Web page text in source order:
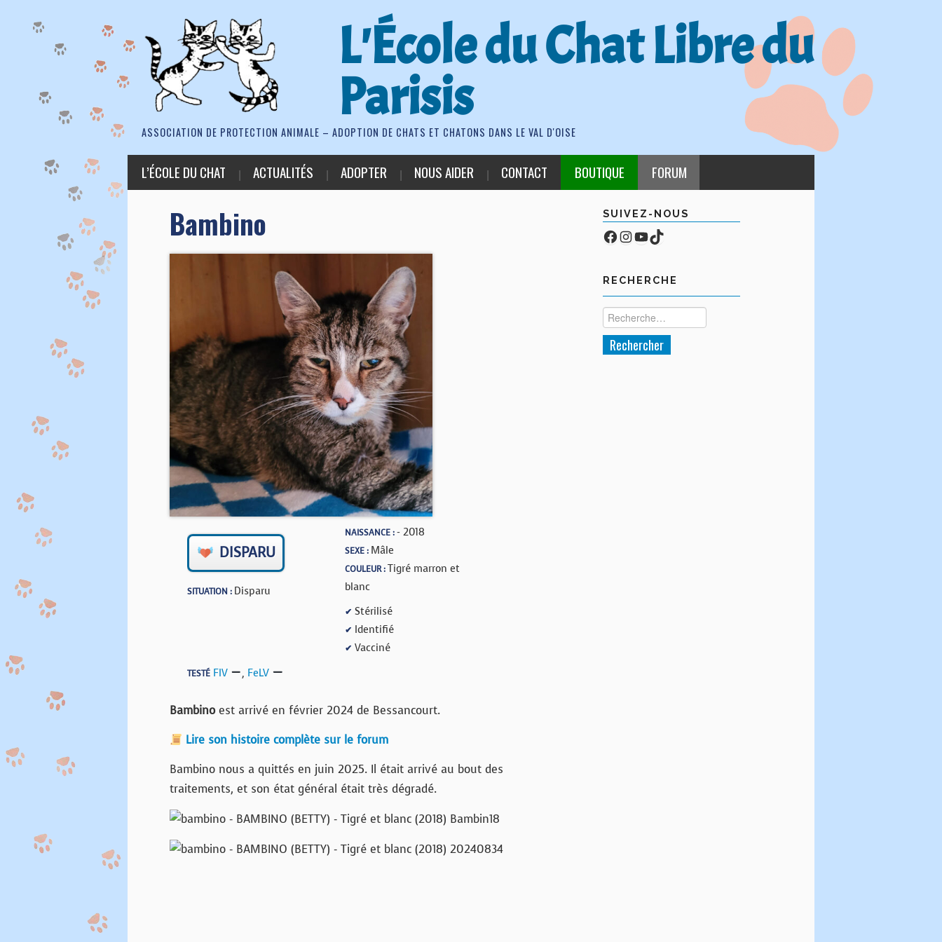
L'École du Chat Libre du
Parisis
ASSOCIATION DE PROTECTION ANIMALE – ADOPTION DE CHATS ET CHATONS DANS LE VAL D'OISE
L’ÉCOLE DU CHAT ACTUALITÉS ADOPTER NOUS AIDER CONTACT BOUTIQUE FORUM
Bambino
DISPARU
SITUATION : Disparu
NAISSANCE :- 2018
SEXE : Mâle
COULEUR :Tigré marron et
blanc
✔ Stérilisé
✔ Identifié
✔ Vacciné
TESTÉ FIV , FeLV
Bambinoest arrivé en février 2024 de Bessancourt.
Lire son histoire complète sur le forum
Bambino nous a quittés en juin 2025. Il était arrivé au bout des
traitements, et son état général était très dégradé.
SUIVEZ-NOUS
Facebook
Compte Instagram
YouTube
TikTok
RECHERCHE